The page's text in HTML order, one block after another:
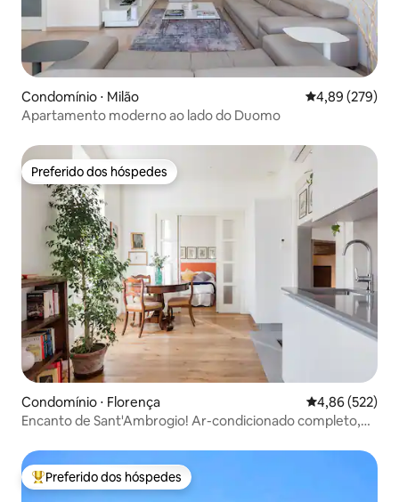
Condomínio ⋅ Milão 4,89 de uma
4,89 (279)
Apartamento moderno ao lado do Duomo
Preferido dos hóspedes
Preferido dos hóspedes
Condomínio ⋅ Florença 4,86 de uma
4,86 (522)
Encanto de Sant'Ambrogio! Ar-condicionado completo,
Entre os melhores preferidos dos hóspedes
Preferido dos hóspedes